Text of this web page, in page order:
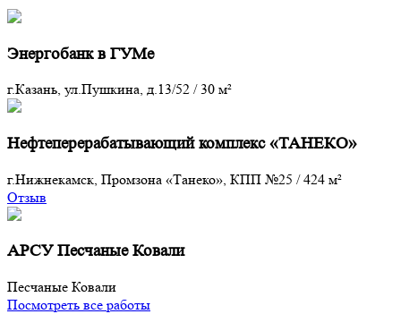
Энергобанк в ГУМе
г.Казань, ул.Пушкина, д.13/52 /30 м²
Нефтеперерабатывающий комплекс «ТАНЕКО»
г.Нижнекамск, Промзона «Танеко», КПП №25 /424 м²
Отзыв
АРСУ Песчаные Ковали
Песчаные Ковали
Посмотреть все работы